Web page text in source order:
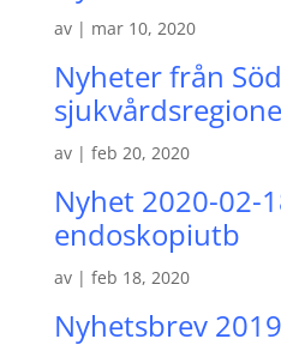
av | mar 10, 2020
Nyheter från
av | feb 20, 2020
Nyhet 2020-02-
endoskopiutb
av | feb 18, 2020
Nyhetsbrev